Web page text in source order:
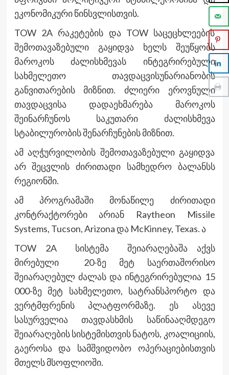
ეკონომიკური წინსვლისთვის.
TOW 2A რაკეტების და TOW საცეცხლეების
შემოთავაზებული გაყიდვა ხელს შეუწყობს
მაროკოს ძალისხმევას ინტეგრირებული
სახმელეთო თავდაცვისუნარიანობის
განვითარების მიზნით. ძლიერი ეროვნული
თავდაცვისა დადაეხმარება მაროკოს
შეინარჩუნოს საკუთარი ძალისხმევა
სტაბილურობის შენარჩუნების მიზნით.
ამ აღჭურვილობის შემოთავაზებული გაყიდვა
არ შეცვლის ძირითადი სამხედრო ბალანსს
რეგიონში.
ამ პროგრამაში მონაწილე ძირითადი
კონტრაქტორები არიან Raytheon Missile
Systems, Tucson, Arizona და McKinney, Texas. ა
TOW 2A სისტემა შეიარაღებაშა აქვს
მირებული 20-ზე მეტ საერთაშორისო
შეიარაღებულ ძალას და ინტეგრირებულია 15
000-ზე მეტ სახმელეთო, სატრანსპორტო და
ვერტმფრენის პლატფორმაზე. ეს ასევე
სასურველია თავდასხმის საწინააღმდეგო
შეიარაღების სისტემისთვის ნატოს, კოალიციის,
გაეროსა და სამშვიდობო ოპერაციებისთვის
მთელს მსოფლიოში.